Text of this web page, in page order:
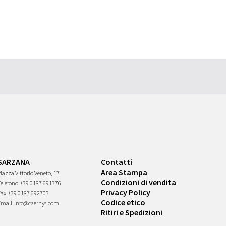
Vittorio Veneto, 17
+39 0187 691376
+39 0187 692703
info@czernys.com
Contatti
Area Stampa
Condizioni di vendita
Privacy Policy
Codice etico
Ritiri e Spedizioni